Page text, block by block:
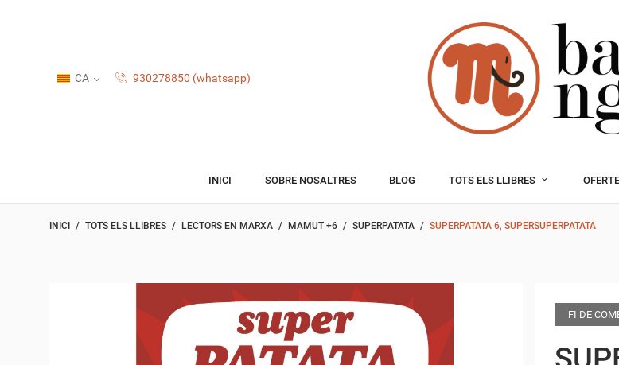
CA 930278850 (whatsapp)
INICI SOBRE NOSALTRES BLOG TOTS ELS LLIBRES
INICI TOTS ELS LLIBRES LECTORS EN MARXA MAMUT +6 SUPERPATATA SUPERPATATA 6, SUPERSUPERPATATA
FI DE